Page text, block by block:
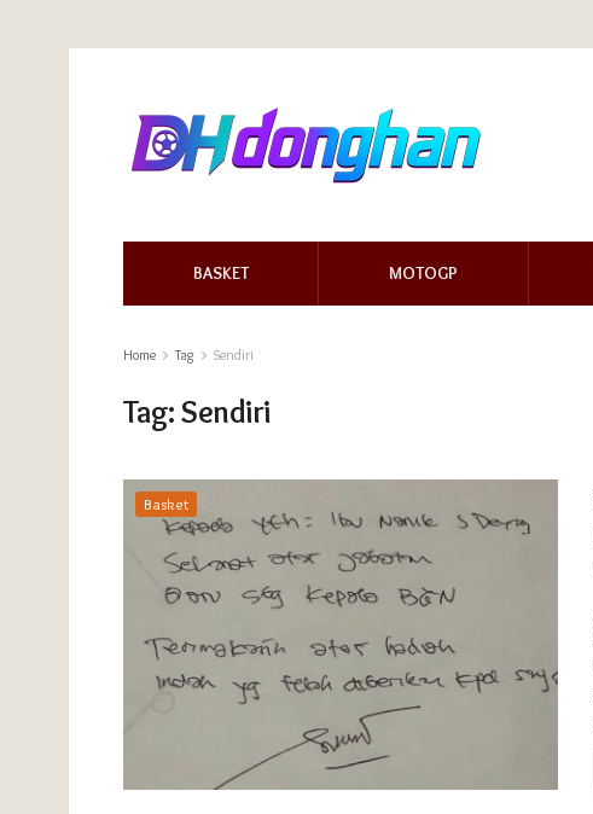
BASKET MOTOGP
Home Tag Sendiri
Tag:Sendiri
Basket